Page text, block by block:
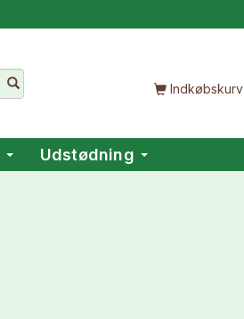
Indkøbskurv
Udstødning